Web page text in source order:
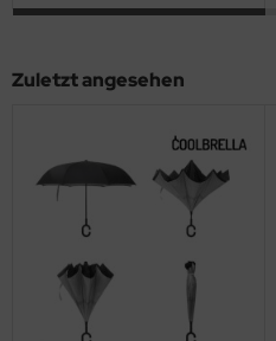
Zuletzt angesehen